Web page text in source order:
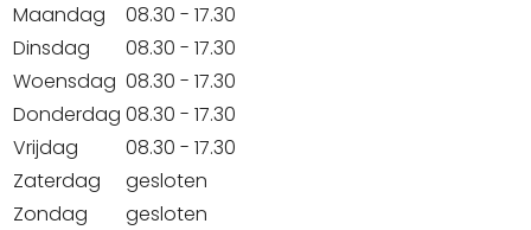
Maandag
08.30 - 17.30
Dinsdag
08.30 - 17.30
Woensdag 08.30 - 17.30
Donderdag 08.30 - 17.30
Vrijdag
08.30 - 17.30
Zaterdag
gesloten
Zondag
gesloten